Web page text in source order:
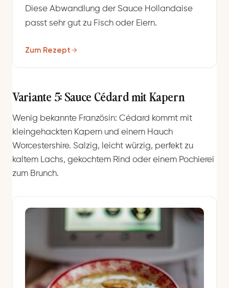
Diese Abwandlung der Sauce Hollandaise
passt sehr gut zu Fisch oder Eiern.
Zum Rezept
Variante 5: Sauce Cédard mit Kapern
Wenig bekannte Französin: Cédard kommt mit
kleingehackten Kapern und einem Hauch
Worcestershire. Salzig, leicht würzig, perfekt zu
kaltem Lachs, gekochtem Rind oder einem Pochierei
zum Brunch.